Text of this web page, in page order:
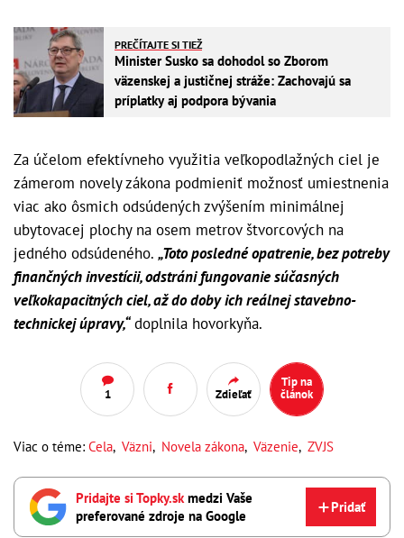
PREČÍTAJTE SI TIEŽ
Minister Susko sa dohodol so Zborom
väzenskej a justičnej stráže: Zachovajú sa
príplatky aj podpora bývania
Za účelom efektívneho využitia veľkopodlažných ciel je
zámerom novely zákona podmieniť možnosť umiestnenia
viac ako ôsmich odsúdených zvýšením minimálnej
ubytovacej plochy na osem metrov štvorcových na
jedného odsúdeného. „Toto posledné opatrenie, bez potreby
finančných investícii, odstráni fungovanie súčasných
veľkokapacitných ciel, až do doby ich reálnej stavebno-
technickej úpravy,“doplnila hovorkyňa.
1 Zdieľať
Tip na
článok
Viac o téme: Cela, Väzni, Novela zákona, Väzenie, ZVJS
Pridajte si Topky.sk medzi Vaše
preferované zdroje na Google
Pridať